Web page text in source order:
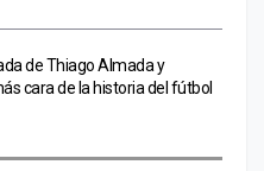
de Thiago Almada y
cara de la historia del fútbol